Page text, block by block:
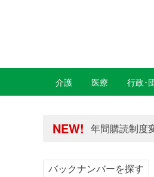
介護 医療 行政･
NEW!
年間購読制度
年間購読制度
バックナンバーを探す